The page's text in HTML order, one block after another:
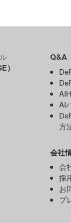
）
Q&A
AI
方
会社
会
採
お
プ